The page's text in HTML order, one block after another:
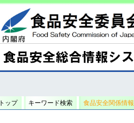
トップ キーワード検索 食品安全関係情報